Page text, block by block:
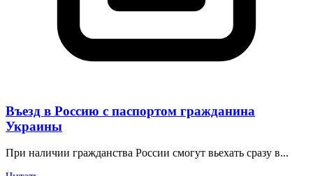
Въезд в Россию с паспортом гражданина
Украины
При наличии гражданства России смогут вьехать сразу в...